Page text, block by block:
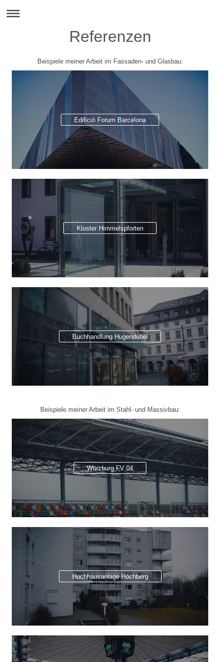
Referenzen
Beispiele meiner Arbeit im Fassaden- und Glasbau:
Edifició Forum Barcelona
Kloster Himmelspforten
Buchhandlung Hugendubel
Beispiele meiner Arbeit im Stahl- und Massivbau:
Würzburg FV 04
Hochhausanlage Höchberg